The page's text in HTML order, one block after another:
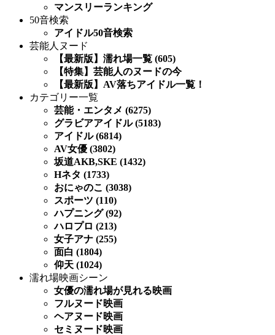
マンスリーランキング
50音検索
アイドル50音検索
芸能人ヌード
【最新版】濡れ場一覧 (605)
【特集】芸能人のヌードの今
【最新版】AV落ちアイドル一覧！
カテゴリー一覧
芸能・エンタメ (6275)
グラビアアイドル (5183)
アイドル (6814)
AV女優 (3802)
坂道AKB,SKE (1432)
Hネタ (1733)
おにゃのこ (3038)
スポーツ (110)
ハプニング (92)
ハロプロ (213)
女子アナ (255)
面白 (1804)
仰天 (1024)
濡れ場映画シーン
女優の濡れ場が見れる映画
フルヌード映画
ヘアヌード映画
セミヌード映画